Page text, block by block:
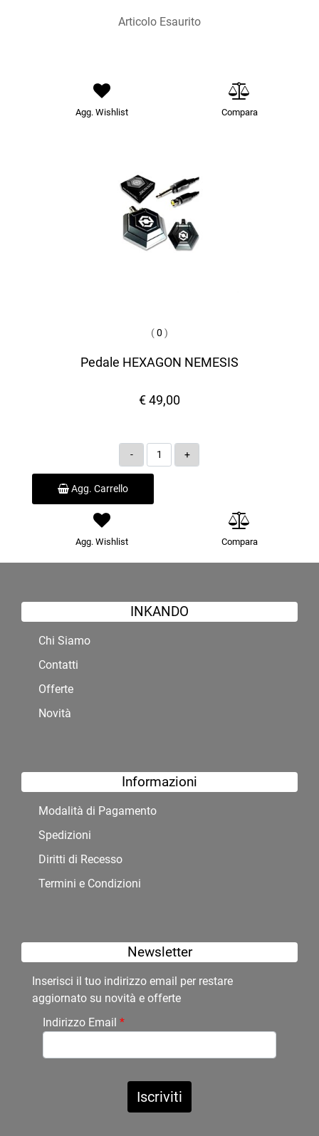
Articolo Esaurito
Agg. Wishlist Compara
(0 )
Pedale HEXAGON NEMESIS
€ 49,00
Quantità
Agg. Carrello
Agg. Wishlist Compara
INKANDO
Chi Siamo
Contatti
Offerte
Novità
Informazioni
Modalità di Pagamento
Spedizioni
Diritti di Recesso
Termini e Condizioni
Newsletter
Inserisci il tuo indirizzo email per restare
aggiornato su novità e offerte
Indirizzo Email *